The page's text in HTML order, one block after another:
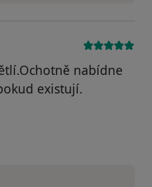
nabídne
existují.
Richtrova